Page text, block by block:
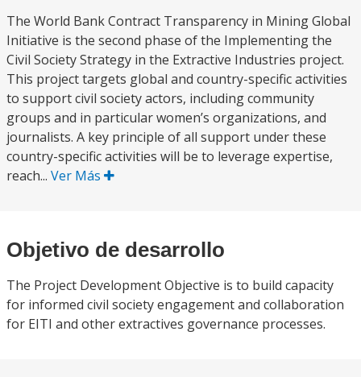
The World Bank Contract Transparency in Mining Global
Initiative is the second phase of the Implementing the
Civil Society Strategy in the Extractive Industries project.
This project targets global and country-specific activities
to support civil society actors, including community
groups and in particular women’s organizations, and
journalists. A key principle of all support under these
country-specific activities will be to leverage expertise,
reach... Ver Más
Objetivo de desarrollo
The Project Development Objective is to build capacity
for informed civil society engagement and collaboration
for EITI and other extractives governance processes.